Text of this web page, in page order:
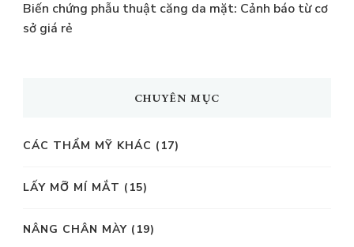
Biến chứng phẫu thuật căng da mặt: Cảnh báo từ cơ
sở giá rẻ
CHUYÊN MỤC
CÁC THẨM MỸ KHÁC (17)
LẤY MỠ MÍ MẮT (15)
NÂNG CHÂN MÀY (19)